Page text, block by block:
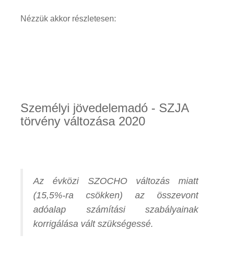
Nézzük akkor részletesen:
Személyi jövedelemadó - SZJA
törvény változása 2020
Az évközi SZOCHO változás miatt
(15,5%-ra csökken) az összevont
adóalap számítási szabályainak
korrigálása vált szükségessé.